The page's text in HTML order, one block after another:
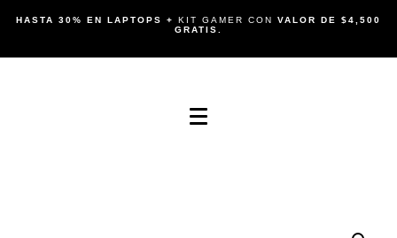
HASTA 30% EN LAPTOPS + KIT GAMER CON VALOR DE $4,500
GRATIS.